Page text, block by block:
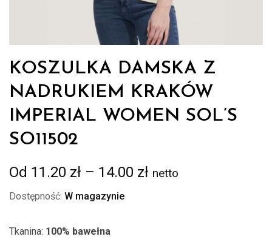
KOSZULKA DAMSKA Z
NADRUKIEM KRAKÓW
IMPERIAL WOMEN SOL’S
SO11502
Od 11.20 zł – 14.00 złZakres
netto
Dostępność: W magazynie
Tkanina: 100% bawełna